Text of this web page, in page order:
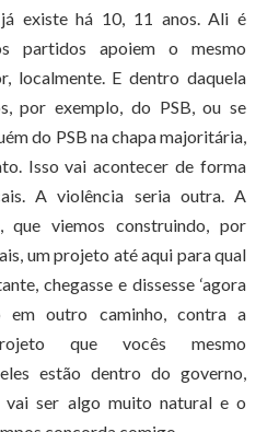
existe há 10, 11 anos. Ali é
partidos apoiem o mesmo
localmente. E dentro daquela
por exemplo, do PSB, ou se
do PSB na chapa majoritária,
Isso vai acontecer de forma
A violência seria outra. A
que viemos construindo, por
um projeto até aqui para qual
chegasse e dissesse ‘agora
em outro caminho, contra a
que vocês mesmo
estão dentro do governo,
vai ser algo muito natural e o